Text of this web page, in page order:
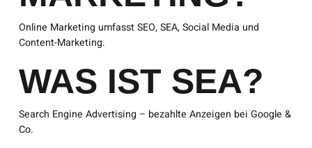
Online Marketing umfasst SEO, SEA, Social Media und
Content-Marketing.
WAS IST SEA?
Search Engine Advertising – bezahlte Anzeigen bei Google &
Co.